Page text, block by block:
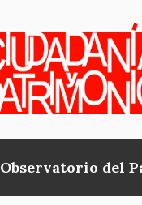
Observatorio del